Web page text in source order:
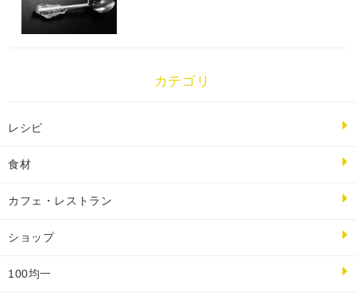
カテゴリ
レシピ
食材
カフェ・レストラン
ショップ
100均一